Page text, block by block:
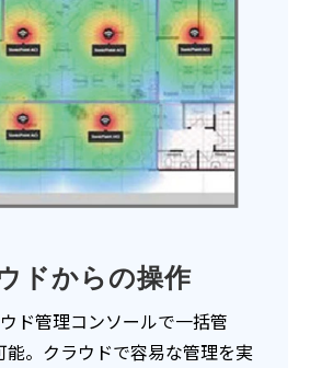
ドからの操作
ド管理コンソールで一括管
能。クラウドで容易な管理を実